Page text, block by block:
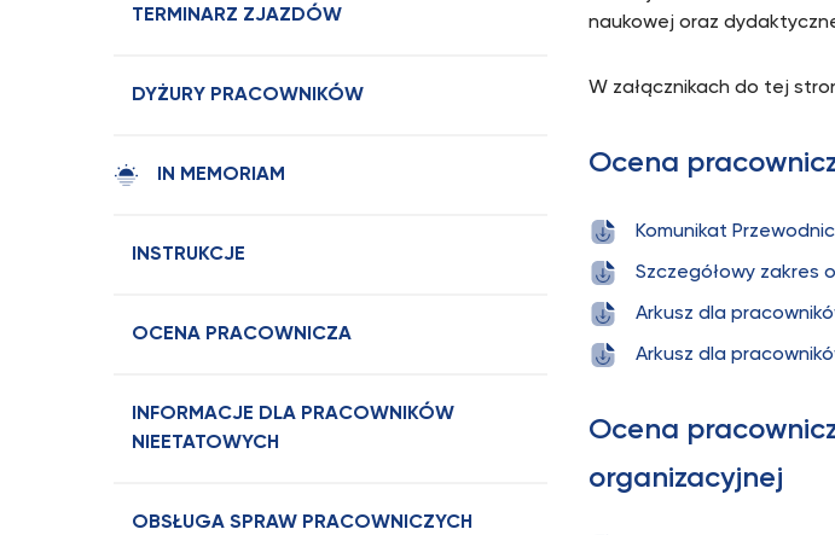
TERMINARZ ZJAZDÓW
DYŻURY PRACOWNIKÓW
IN MEMORIAM
INSTRUKCJE
OCENA PRACOWNICZA
INFORMACJE DLA PRACOWNIKÓW
NIEETATOWYCH
OBSŁUGA SPRAW PRACOWNICZYCH
naukowej oraz
W załącznikach do tej
Ocena
Komunikat
Szczegółowy zakres
Arkusz dla
Arkusz dla
Ocena
organizacyjnej